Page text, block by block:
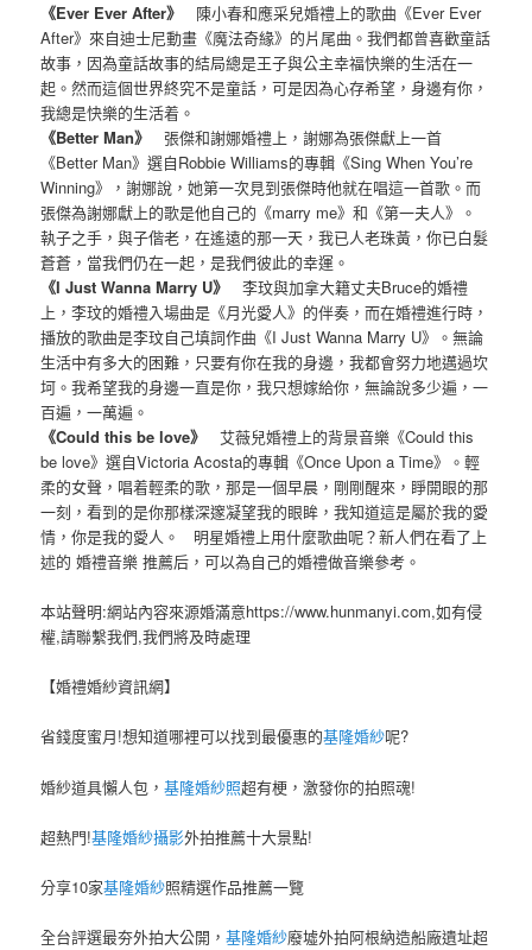
《Ever Ever After》
陳小春和應采兒婚禮上的歌曲《Ever Ever
After》來自迪士尼動畫《魔法奇緣》的片尾曲。我們都曾喜歡童話
故事，因為童話故事的結局總是王子與公主幸福快樂的生活在一
起。然而這個世界終究不是童話，可是因為心存希望，身邊有你，
我總是快樂的生活着。
《Better Man》
張傑和謝娜婚禮上，謝娜為張傑獻上一首
《Better Man》選自Robbie Williams的專輯《Sing When You’re
Winning》，謝娜說，她第一次見到張傑時他就在唱這一首歌。而
張傑為謝娜獻上的歌是他自己的《marry me》和《第一夫人》。
執子之手，與子偕老，在遙遠的那一天，我已人老珠黃，你已白髮
蒼蒼，當我們仍在一起，是我們彼此的幸運。
《I Just Wanna Marry U》
李玟與加拿大籍丈夫Bruce的婚禮
上，李玟的婚禮入場曲是《月光愛人》的伴奏，而在婚禮進行時，
播放的歌曲是李玟自己填詞作曲《I Just Wanna Marry U》。無論
生活中有多大的困難，只要有你在我的身邊，我都會努力地邁過坎
坷。我希望我的身邊一直是你，我只想嫁給你，無論說多少遍，一
百遍，一萬遍。
《Could this be love》
艾薇兒婚禮上的背景音樂《Could this
be love》選自Victoria Acosta的專輯《Once Upon a Time》。輕
柔的女聲，唱着輕柔的歌，那是一個早晨，剛剛醒來，睜開眼的那
一刻，看到的是你那樣深邃凝望我的眼眸，我知道這是屬於我的愛
情，你是我的愛人。 明星婚禮上用什麼歌曲呢？新人們在看了上
述的 婚禮音樂 推薦后，可以為自己的婚禮做音樂參考。
本站聲明:網站內容來源婚滿意https://www.hunmanyi.com,如有侵
權,請聯繫我們,我們將及時處理
【婚禮婚紗資訊網】
省錢度蜜月!想知道哪裡可以找到最優惠的基隆婚紗呢?
婚紗道具懶人包，基隆婚紗照超有梗，激發你的拍照魂!
超熱門!基隆婚紗攝影外拍推薦十大景點!
分享10家基隆婚紗照精選作品推薦一覽
全台評選最夯外拍大公開，基隆婚紗廢墟外拍阿根納造船廠遺址超